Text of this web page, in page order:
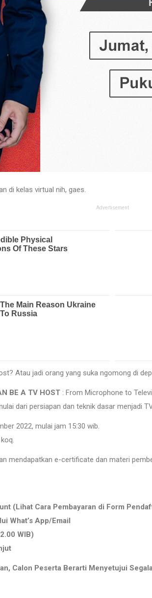
di kelas virtual nih, gaes.
Advertisement
Atau jadi orang yang suka ngomong di
BE A TV HOST : From Microphone to
dari persiapan dan teknik dasar menjadi
2022, mulai jam 15:30 wib.
mendapatkan e-certificate dan materi
(Lihat Cara Pembayaran di Form
What’s App/Email
WIB)
Calon Peserta Berarti Menyetujui